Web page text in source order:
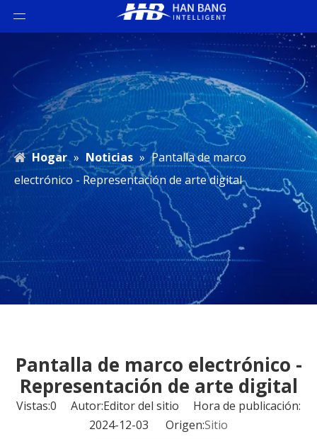
Hogar » Noticias » Pantalla de marco
electrónico - Representación de arte digital
Pantalla de marco electrónico -
Representación de arte digital
Vistas:0 Autor:Editor del sitio Hora de publicación:
2024-12-03 Origen:Sitio